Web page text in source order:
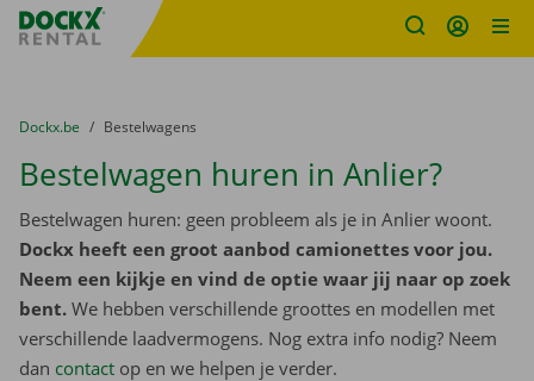
Fratello DEMO
U bevindt zich hier:
van
Dockx.be naar
Bestelwagens
Bestelwagen huren in Anlier?
Bestelwagen huren: geen probleem als je in Anlier woont.
Dockx heeft een groot aanbod camionettes voor jou.
Neem een kijkje en vind de optie waar jij naar op zoek
bent. We hebben verschillende groottes en modellen met
verschillende laadvermogens. Nog extra info nodig? Neem
dan contact op en we helpen je verder.